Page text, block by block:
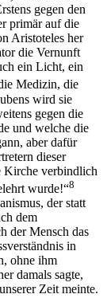
gegen den
primär auf die
Aristoteles her
die Vernunft
ein Licht, ein
Medizin, die
wird sie
gegen die
und welche die
aber dafür
dieser
Kirche verbindlich
wurde!“8
der statt
dem
der Mensch das
in
ohne ihm
damals sagte,
Zeit meinte.